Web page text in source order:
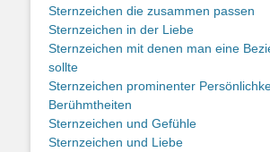
Sternzeichen die zusammen passen
Sternzeichen in der Liebe
Sternzeichen mit denen man eine
sollte
Sternzeichen prominenter
Berühmtheiten
Sternzeichen und Gefühle
Sternzeichen und Liebe